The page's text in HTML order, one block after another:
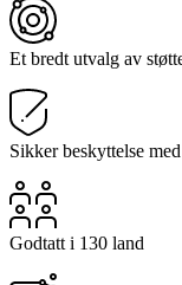
Et bredt utvalg av
Sikker beskyttelse
Godtatt i 130 land